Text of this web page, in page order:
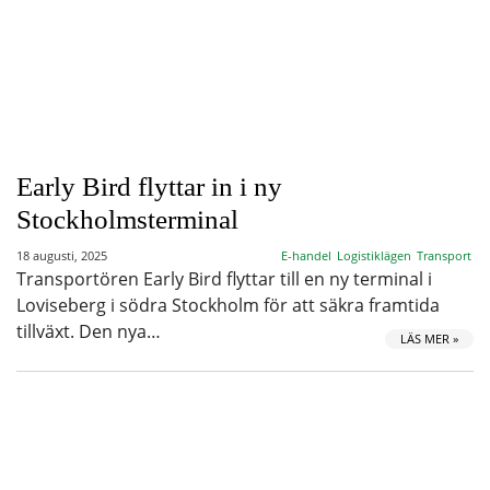
Early Bird flyttar in i ny
Stockholmsterminal
18 augusti, 2025 E-handel Logistiklägen Transport
Transportören Early Bird flyttar till en ny terminal i
Loviseberg i södra Stockholm för att säkra framtida
tillväxt. Den nya…
LÄS MER »